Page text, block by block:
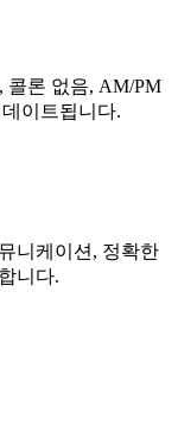
콜론 없음, AM/PM
이트됩니다.
니케이션, 정확한
니다.